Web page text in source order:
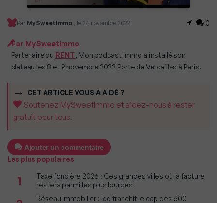
Par MySweetImmo , le 24 novembre 2022 0
Par MySweetImmo
Partenaire du RENT, Mon podcast immo a installé son
plateau les 8 et 9 novembre 2022 Porte de Versailles à Paris.
CET ARTICLE VOUS A AIDÉ ?
Soutenez MySweetImmo et aidez-nous à rester
gratuit pour tous.
Ajouter un commentaire
Les plus populaires
1
Taxe foncière 2026 : Ces grandes villes où la facture
restera parmi les plus lourdes
Réseau immobilier : iad franchit le cap des 600